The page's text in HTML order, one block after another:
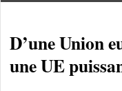
D’une Union
une UE